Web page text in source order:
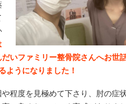
いファミリー整骨院さんへお世
ようになりました！
程度を見極めて下さり、肘の症